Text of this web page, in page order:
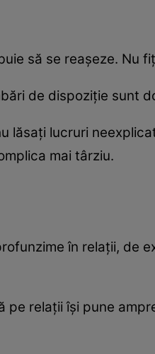
să se reașeze. Nu
de dispoziție sunt
lăsați lucruri
mai târziu.
în relații, de
pe relații își pune